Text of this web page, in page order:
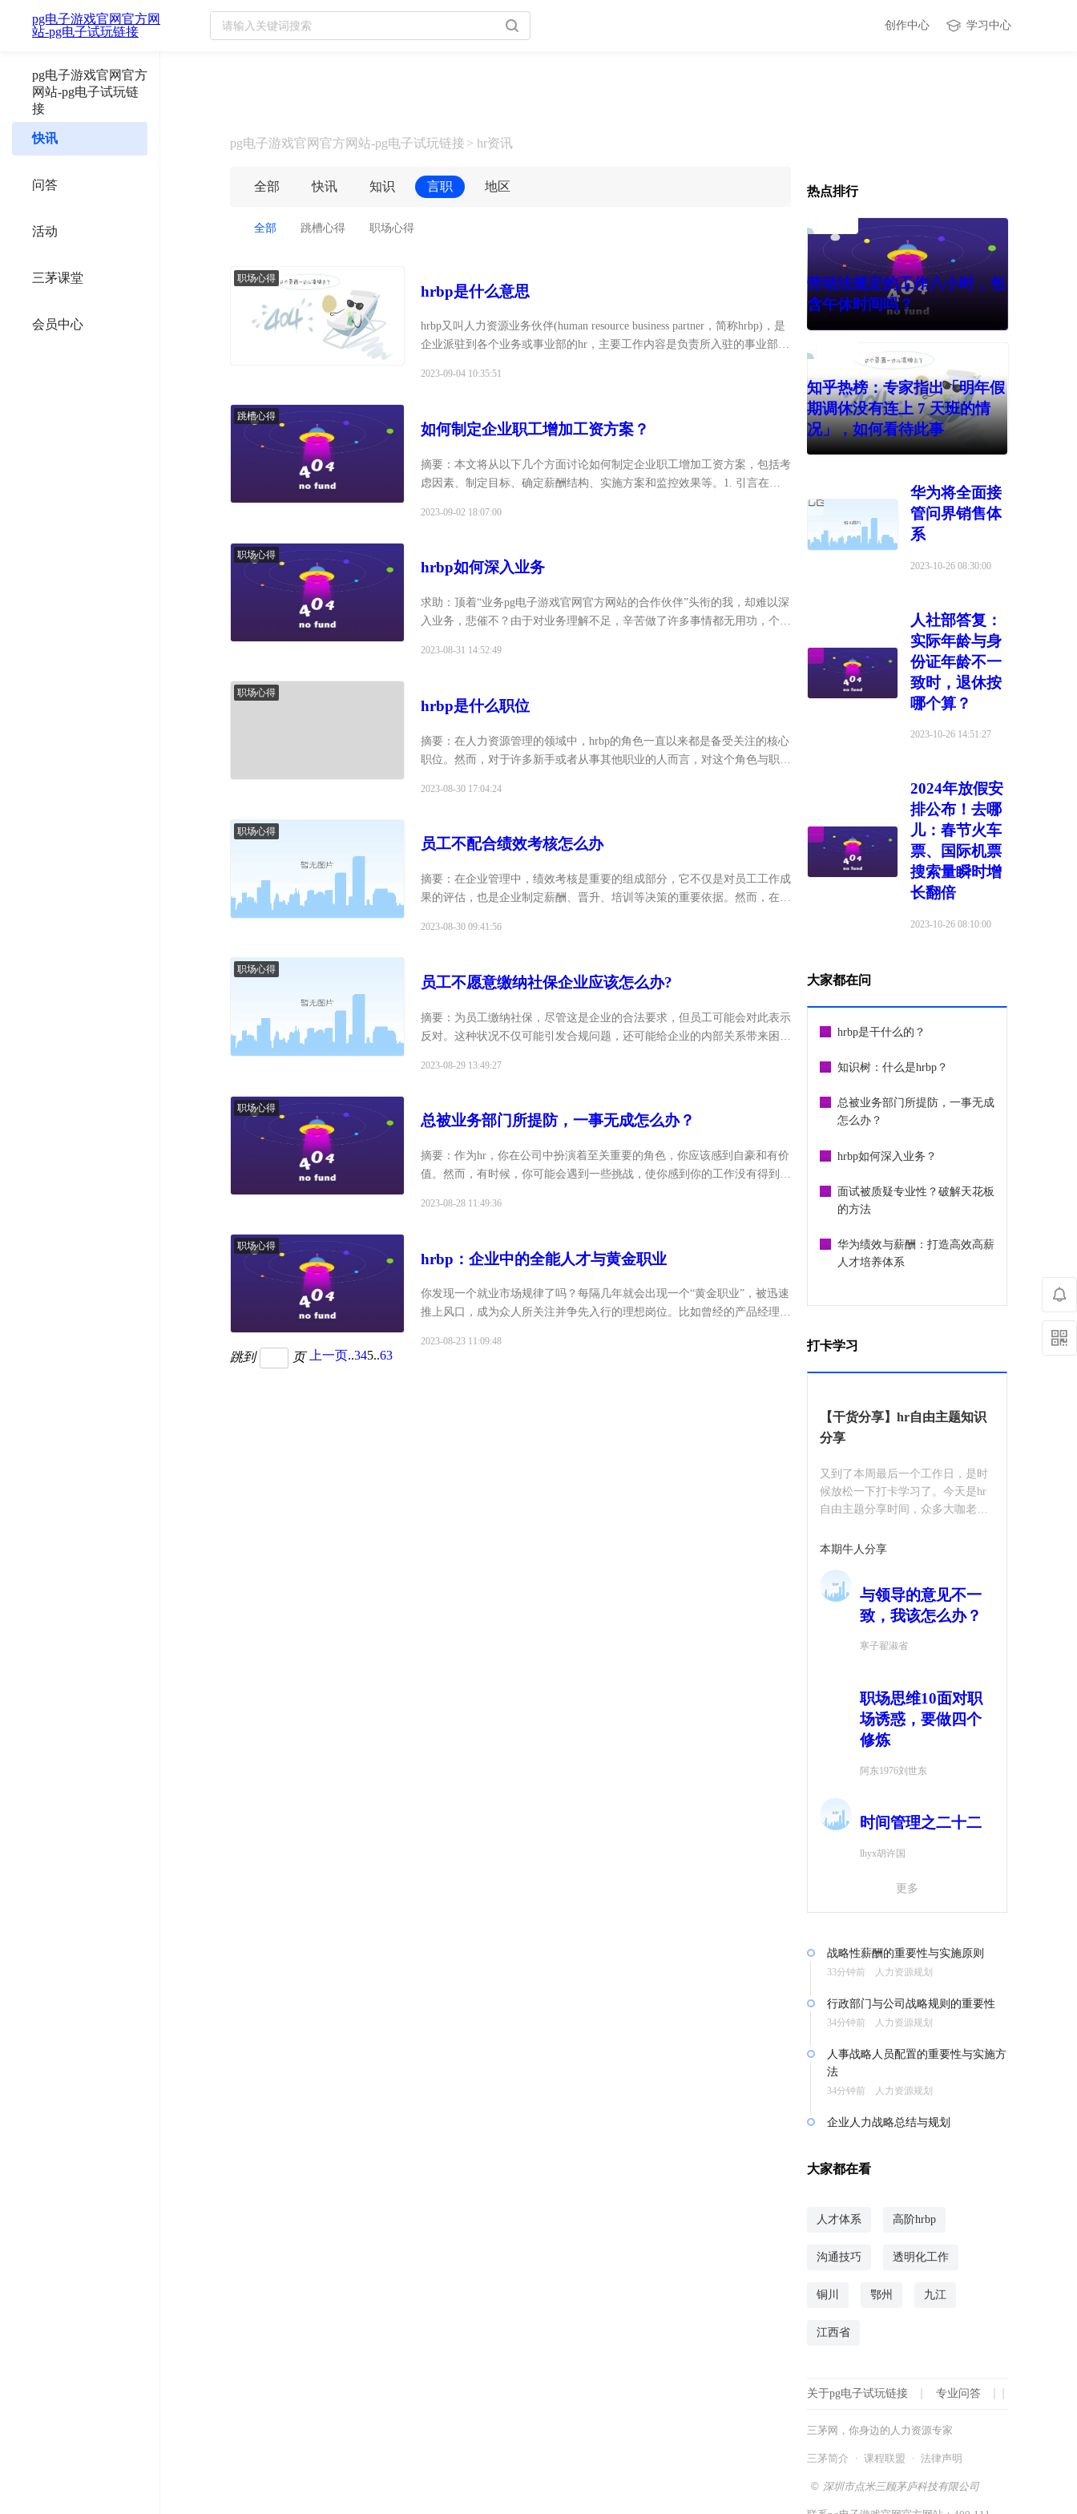
升职加薪经验技巧-pg电子游戏官网官方网站
pg电子游戏官网官方网
站-pg电子试玩链接
创作中心 学习中心
pg电子游戏官网官方
网站-pg电子试玩链
接
快讯
问答
活动
三茅课堂
会员中心
pg电子游戏官网官方网站-pg电子试玩链接 hr资讯
全部 快讯 知识 言职 地区
全部 跳槽心得 职场心得
职场心得
hrbp是什么意思
hrbp又叫人力资源业务伙伴(human resource business partner，简称hrbp)，是
企业派驻到各个业务或事业部的hr，主要工作内容是负责所入驻的事业部的
2023-09-04 10:35:51
跳槽心得
如何制定企业职工增加工资方案？
摘要：本文将从以下几个方面讨论如何制定企业职工增加工资方案，包括考
虑因素、制定目标、确定薪酬结构、实施方案和监控效果等。1. 引言在当
2023-09-02 18:07:00
职场心得
hrbp如何深入业务
求助：顶着“业务pg电子游戏官网官方网站的合作伙伴”头衔的我，却难以深
入业务，悲催不？由于对业务理解不足，辛苦做了许多事情都无用功，个人
2023-08-31 14:52:49
职场心得
hrbp是什么职位
摘要：在人力资源管理的领域中，hrbp的角色一直以来都是备受关注的核心
职位。然而，对于许多新手或者从事其他职业的人而言，对这个角色与职
享...
2023-08-30 17:04:24
职场心得
员工不配合绩效考核怎么办
摘要：在企业管理中，绩效考核是重要的组成部分，它不仅是对员工工作成
果的评估，也是企业制定薪酬、晋升、培训等决策的重要依据。然而，在实
2023-08-30 09:41:56
职场心得
员工不愿意缴纳社保企业应该怎么办?
摘要：为员工缴纳社保，尽管这是企业的合法要求，但员工可能会对此表示
反对。这种状况不仅可能引发合规问题，还可能给企业的内部关系带来困
价...
2023-08-29 13:49:27
职场心得
总被业务部门所提防，一事无成怎么办？
摘要：作为hr，你在公司中扮演着至关重要的角色，你应该感到自豪和有价
值。然而，有时候，你可能会遇到一些挑战，使你感到你的工作没有得到足
2023-08-28 11:49:36
职场心得
hrbp：企业中的全能人才与黄金职业
你发现一个就业市场规律了吗？每隔几年就会出现一个“黄金职业”，被迅速
推上风口，成为众人所关注并争先入行的理想岗位。比如曾经的产品经理、
2023-08-23 11:09:48
上一页..345..63
跳到 页
热点排行
劳动法规定的工作八小时，包
含午休时间吗？
知乎热榜：专家指出「明年假
期调休没有连上 7 天班的情
况」，如何看待此事
华为将全面接
管问界销售体
系
2023-10-26 08:30:00
人社部答复：
实际年龄与身
份证年龄不一
致时，退休按
哪个算？
2023-10-26 14:51:27
2024年放假安
排公布！去哪
儿：春节火车
票、国际机票
搜索量瞬时增
长翻倍
2023-10-26 08:10:00
大家都在问
hrbp是干什么的？
知识树：什么是hrbp？
总被业务部门所提防，一事无成
怎么办？
hrbp如何深入业务？
面试被质疑专业性？破解天花板
的方法
华为绩效与薪酬：打造高效高薪
人才培养体系
打卡学习
【干货分享】hr自由主题知识
分享
又到了本周最后一个工作日，是时
候放松一下打卡学习了。今天是hr
自由主题分享时间，众多大咖老师
得体会。期待各位同学参与讨论，
本期牛人分享
与领导的意见不一
致，我该怎么办？
寒子翟淑省
职场思维10面对职
场诱惑，要做四个
修炼
阿东1976刘世东
时间管理之二十二
lhyx胡许国
更多
战略性薪酬的重要性与实施原则
33分钟前 人力资源规划
行政部门与公司战略规则的重要性
34分钟前 人力资源规划
人事战略人员配置的重要性与实施方
法
34分钟前 人力资源规划
企业人力战略总结与规划
人事战略规划及其实施方法
华为产品战略规划价值
35分钟前 人力资源规划
电力设计院战略规划与未来发展
争力
队
36分钟前 人力资源规划
hr如何有效支撑战略目标实现
大家都在看
人才体系 高阶hrbp
沟通技巧 透明化工作
铜川 鄂州 九江
江西省
关于pg电子试玩链接 专业问答
三茅网，你身边的人力资源专家
三茅简介 · 课程联盟 · 法律声明
© 深圳市点米三顾茅庐科技有限公司